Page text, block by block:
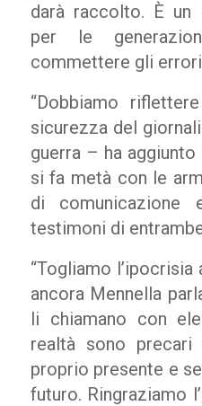
darà raccolto. È un
per le
commettere gli errori
“Dobbiamo
sicurezza del
guerra – ha
si fa metà con le
di
testimoni di
“Togliamo
ancora Mennella
li chiamano con
realtà sono precari
proprio presente e
futuro. Ringraziamo